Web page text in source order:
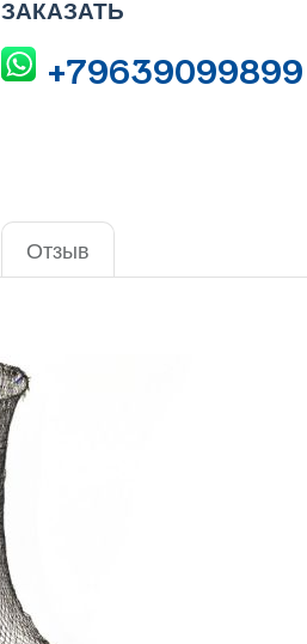
ЗАКАЗАТЬ
+79639099899
Отзыв